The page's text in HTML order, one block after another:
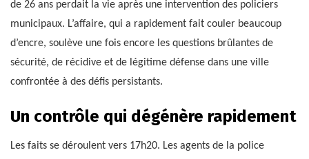
de 26 ans perdait la vie après une intervention des policiers
municipaux. L’affaire, qui a rapidement fait couler beaucoup
d’encre, soulève une fois encore les questions brûlantes de
sécurité, de récidive et de légitime défense dans une ville
confrontée à des défis persistants.
Un contrôle qui dégénère rapidement
Les faits se déroulent vers 17h20. Les agents de la police